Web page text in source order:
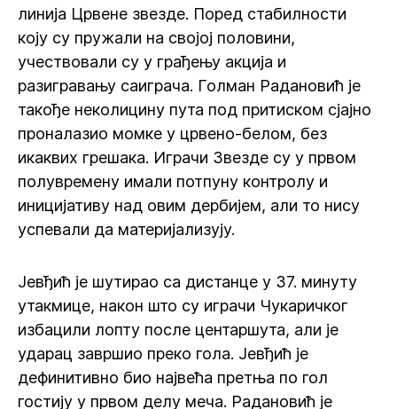
линија Црвене звезде. Поред стабилности
коју су пружали на својој половини,
учествовали су у грађењу акција и
разигравању саиграча. Голман Радановић је
такође неколицину пута под притиском сјајно
проналазио момке у црвено-белом, без
икаквих грешака. Играчи Звезде су у првом
полувремену имали потпуну контролу и
иницијативу над овим дербијем, али то нису
успевали да материјализују.
Јевђић је шутирао са дистанце у 37. минуту
утакмице, након што су играчи Чукаричког
избацили лопту после центаршута, али је
ударац завршио преко гола. Јевђић је
дефинитивно био највећа претња по гол
гостију у првом делу меча. Радановић је